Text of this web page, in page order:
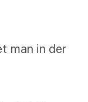
man in der